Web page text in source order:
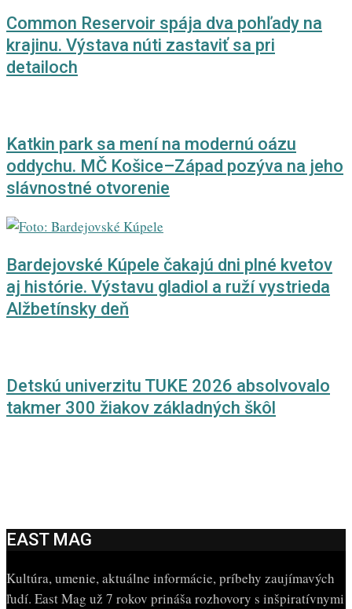
Common Reservoir spája dva pohľady na
krajinu. Výstava núti zastaviť sa pri
detailoch
Katkin park sa mení na modernú oázu
oddychu. MČ Košice–Západ pozýva na jeho
slávnostné otvorenie
Bardejovské Kúpele čakajú dni plné kvetov
aj histórie. Výstavu gladiol a ruží vystrieda
Alžbetínsky deň
Detskú univerzitu TUKE 2026 absolvovalo
takmer 300 žiakov základných škôl
EAST MAG
Kultúra, umenie, aktuálne informácie, príbehy zaujímavých
ľudí. East Mag už 7 rokov prináša rozhovory s inšpiratívnymi